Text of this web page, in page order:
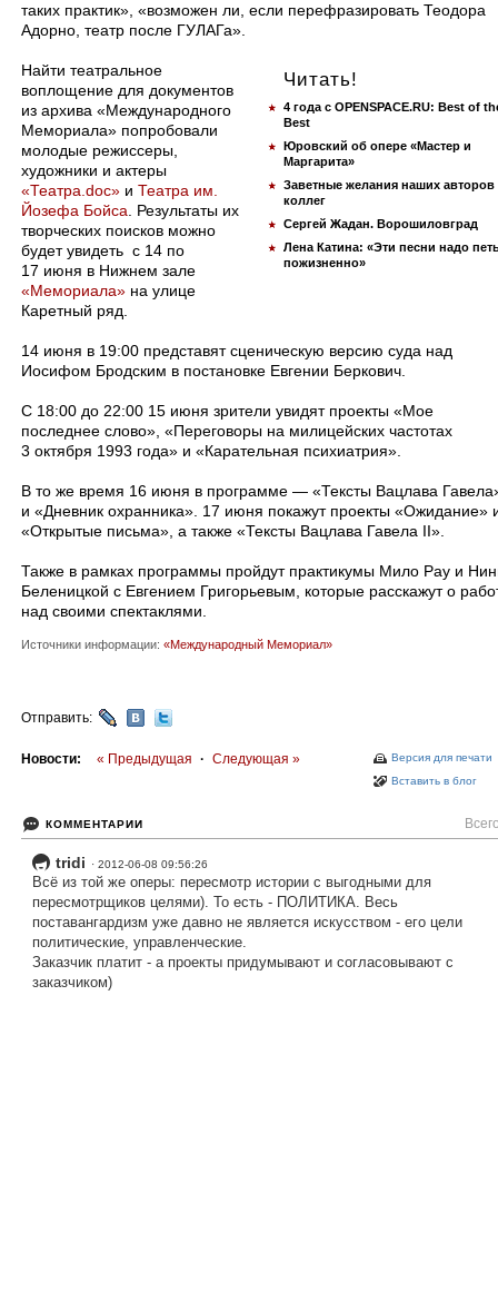
таких практик», «возможен ли, если перефразировать Теодора
Адорно, театр после ГУЛАГа».
Читать!
4 года с OPENSPACE.RU: Best of
Best
Юровский об опере «Мастер и
Маргарита»
Заветные желания наших авторов
коллег
Сергей Жадан. Ворошиловград
Лена Катина: «Эти песни надо
пожизненно»
Найти театральное
воплощение для документов
из архива «Международного
Мемориала» попробовали
молодые режиссеры,
художники и актеры
«Театра.doc» и Театра им.
Йозефа Бойса . Результаты их
творческих поисков можно
будет увидеть с 14 по
17 июня в Нижнем зале
«Мемориала» на улице
Каретный ряд.
14 июня в 19:00 представят сценическую версию суда над
Иосифом Бродским в постановке Евгении Беркович.
С 18:00 до 22:00 15 июня зрители увидят проекты «Мое
последнее слово», «Переговоры на милицейских частотах
3 октября 1993 года» и «Карательная психиатрия».
В то же время 16 июня в программе — «Тексты Вацлава
и «Дневник охранника». 17 июня покажут проекты «Ожидание»
«Открытые письма», а также «Тексты Вацлава Гавела II».
Также в рамках программы пройдут практикумы Мило Рау и
Беленицкой с Евгением Григорьевым, которые расскажут о
над своими спектаклями.
Источники информации: «Международный Мемориал»
Отправить:
Версия для печати
Вставить в блог
Новости: « Предыдущая · Следующая »
КОММЕНТАРИИ
tridi · 2012-06-08 09:56:26
Всё из той же оперы: пересмотр истории с выгодными для
пересмотрщиков целями). То есть - ПОЛИТИКА. Весь
поставангардизм уже давно не является искусством - его цели
политические, управленческие.
Заказчик платит - а проекты придумывают и согласовывают с
заказчиком)